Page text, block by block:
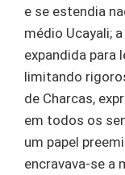
e se estendia
médio Ucayali;
expandida para
limitando
de Charcas,
em todos os
um papel
encravava-se a